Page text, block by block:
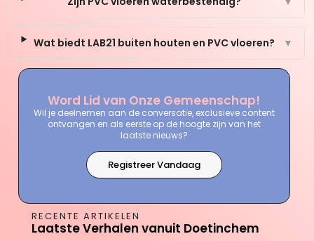
Wat biedt LAB21 buiten houten en PVC vloeren? ▼
Word Lid van Onze Gemeenschap!
Wil je deelnemen aan de conversatie, exclusieve content
ontvangen en als eerste op de hoogte zijn van het
laatste nieuws?
Registreer Vandaag
RECENTE ARTIKELEN
Laatste Verhalen vanuit Doetinchem